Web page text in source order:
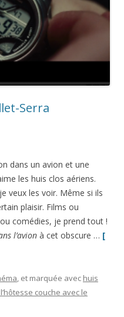
Serra
dans un avion et une
les huis clos aériens.
veux les voir. Même si ils
plaisir. Films ou
comédies, je prend tout !
l’avion à cet obscure … [
, et marquée avec huis
couche avec le